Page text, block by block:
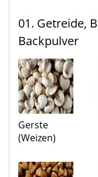
01. Getreide,
Backpulver
Gerste
(Weizen)